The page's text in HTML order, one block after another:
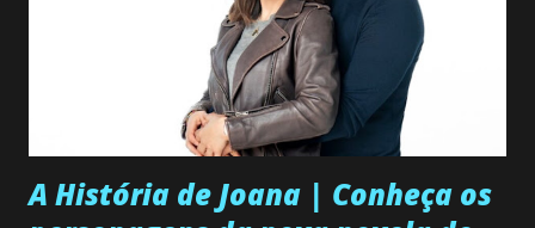
A História de Joana | Conheça os